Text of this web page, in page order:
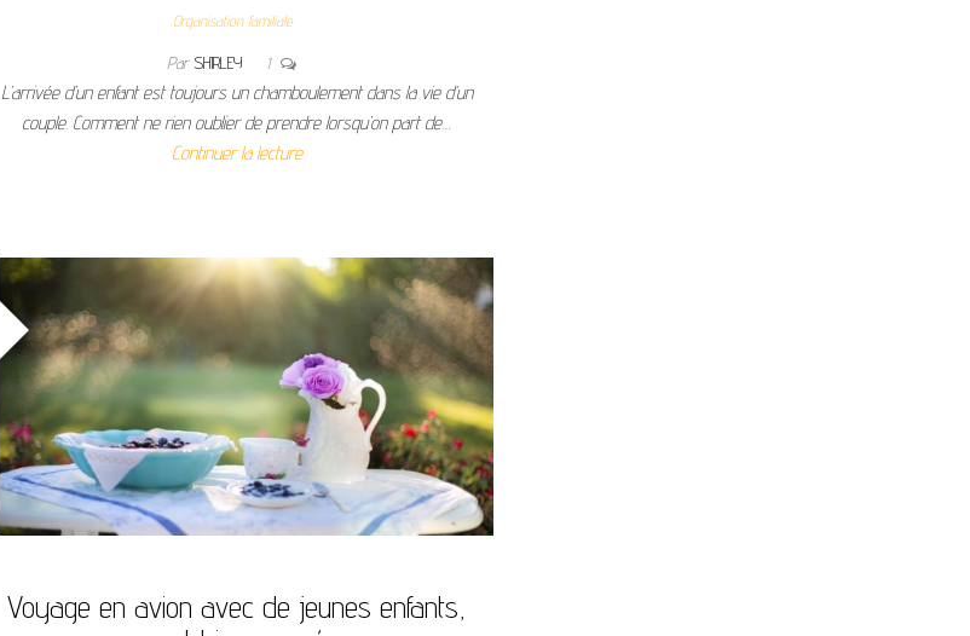
Organisation familiale
Par SHIRLEY 1
L’arrivée d’un enfant est toujours un chamboulement dans la vie d’un
couple. Comment ne rien oublier de prendre lorsqu’on part de…
Continuer la lecture
Voyage en avion avec de jeunes enfants,